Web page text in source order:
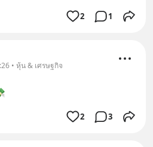
2 1
• หุ้น & เศรษฐกิจ
2 3